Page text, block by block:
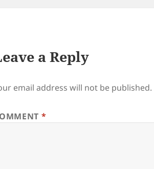
a Reply
email address will not be published.
*